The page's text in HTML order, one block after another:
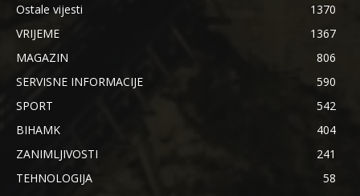
Ostale vijesti
1370
VRIJEME
1367
MAGAZIN
806
SERVISNE INFORMACIJE
590
SPORT
542
BIHAMK
404
ZANIMLJIVOSTI
241
TEHNOLOGIJA
58